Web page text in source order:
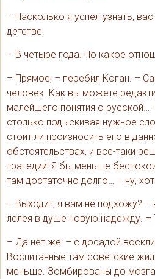
– Насколько я успел узнать,
детстве.
– В четыре года. Но какое
– Прямое, – перебил Коган. –
человек. Как вы можете
малейшего понятия о русской…
столько подыскивая нужное
стоит ли произносить его в
обстоятельствах, и все-таки
трагедии! Я бы меньше
там достаточно долго… – ну,
– Выходит, я вам не подхожу? –
лелея в душе новую надежду. –
– Да нет же! – с досадой
Воспитанные там советские
меньше. Зомбированы до мозга